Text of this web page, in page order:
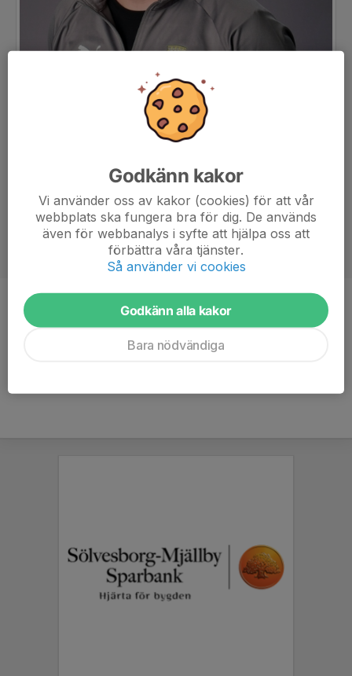
Titel
Ledare
Godkänn kakor
Vi använder oss av kakor (cookies) för att vår
webbplats ska fungera bra för dig. De används
även för webbanalys i syfte att hjälpa oss att
förbättra våra tjänster.
Så använder vi cookies
Godkänn alla kakor
Bara nödvändiga